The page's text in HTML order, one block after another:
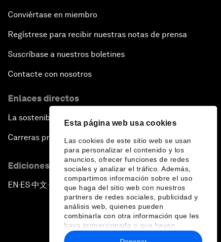
Esta página web usa cookies
Las cookies de este sitio web se usan
para personalizar el contenido y los
anuncios, ofrecer funciones de redes
sociales y analizar el tráfico. Además,
compartimos información sobre el uso
que haga del sitio web con nuestros
partners de redes sociales, publicidad y
análisis web, quienes pueden
combinarla con otra información que les
haya proporcionado o que hayan
recopilado a partir del uso que haya
Conviértase en miembro
Regístrese para recibir nuestras notas de prensa
Suscríbase a nuestros boletines
Contacte con nosotros
Enlaces directos
La sostenibilidad en el Foro
Carreras profesionales
Ediciones en otros idiomas
EN ▪ES▪中文▪ 日本語